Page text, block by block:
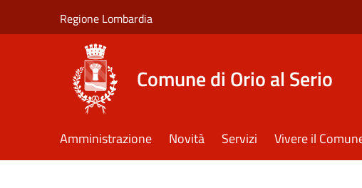
Regione Lombardia
Comune di Orio al Serio
Amministrazione Novità Servizi Vivere il